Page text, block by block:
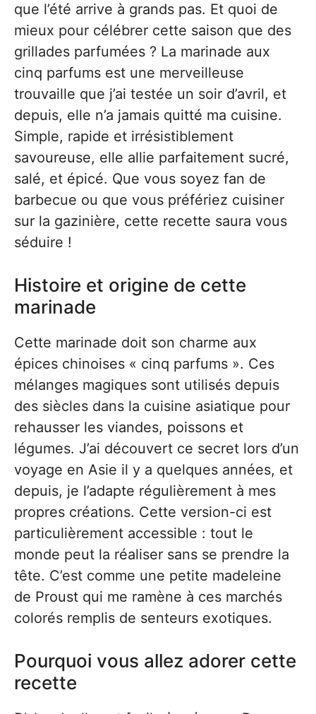
que l’été arrive à grands pas. Et quoi de
mieux pour célébrer cette saison que des
grillades parfumées ? La marinade aux
cinq parfums est une merveilleuse
trouvaille que j’ai testée un soir d’avril, et
depuis, elle n’a jamais quitté ma cuisine.
Simple, rapide et irrésistiblement
savoureuse, elle allie parfaitement sucré,
salé, et épicé. Que vous soyez fan de
barbecue ou que vous préfériez cuisiner
sur la gazinière, cette recette saura vous
séduire !
Histoire et origine de cette
marinade
Cette marinade doit son charme aux
épices chinoises « cinq parfums ». Ces
mélanges magiques sont utilisés depuis
des siècles dans la cuisine asiatique pour
rehausser les viandes, poissons et
légumes. J’ai découvert ce secret lors d’un
voyage en Asie il y a quelques années, et
depuis, je l’adapte régulièrement à mes
propres créations. Cette version-ci est
particulièrement accessible : tout le
monde peut la réaliser sans se prendre la
tête. C’est comme une petite madeleine
de Proust qui me ramène à ces marchés
colorés remplis de senteurs exotiques.
Pourquoi vous allez adorer cette
recette